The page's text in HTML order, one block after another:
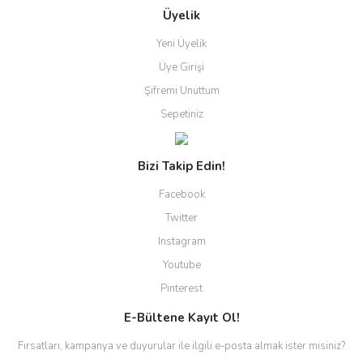
Üyelik
Yeni Üyelik
Üye Girişi
Şifremi Unuttum
Sepetiniz
Bizi Takip Edin!
Facebook
Twitter
Instagram
Youtube
Pinterest
E-Bültene Kayıt Ol!
Fırsatları, kampanya ve duyurular ile ilgili e-posta almak ister misiniz?